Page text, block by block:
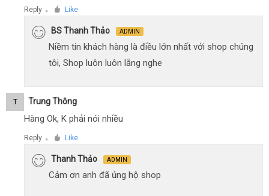
Reply ● Like
BS Thanh Thảo ADMIN
Niềm tin khách hàng là điều lớn nhất với shop chúng
tôi, Shop luôn luôn lắng nghe
T Trung Thông
Hàng Ok, K phải nói nhiều
Reply ● Like
Thanh Thảo ADMIN
Cảm ơn anh đã ủng hộ shop